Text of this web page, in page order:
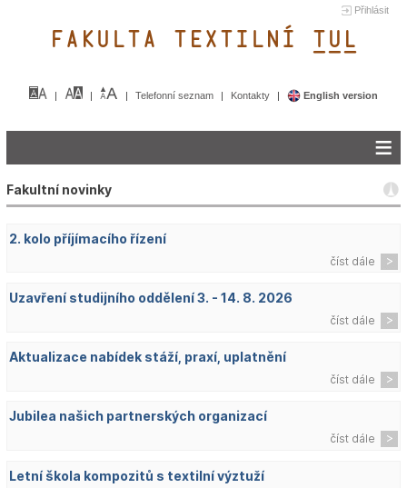
Přihlásit
FAKULTA TEXTILNÍ TUL&
Telefonní seznam Kontakty English version
Fakultní novinky
2. kolo příjímacího řízení
číst dále
Uzavření studijního oddělení 3. - 14. 8. 2026
číst dále
Aktualizace nabídek stáží, praxí, uplatnění
číst dále
Jubilea našich partnerských organizací
číst dále
Letní škola kompozitů s textilní výztuží